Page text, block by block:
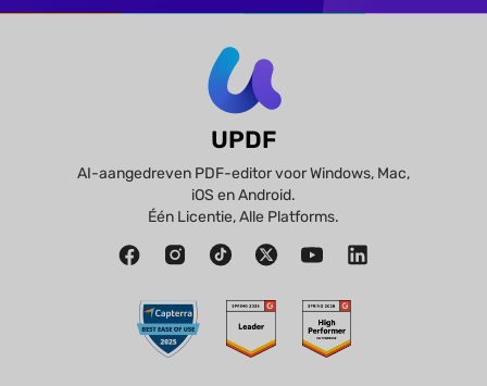
UPDF
AI-aangedreven PDF-editor voor Windows, Mac,
iOS en Android.
Één Licentie, Alle Platforms.